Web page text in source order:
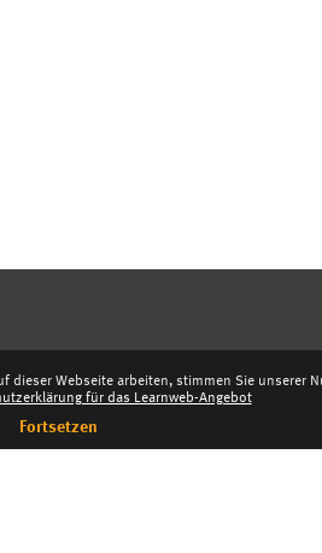
dieser Webseite arbeiten, stimmen Sie unserer
für das Learnweb-Angebot
Fortsetzen